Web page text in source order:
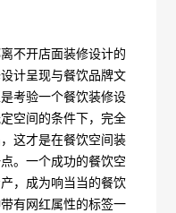
不开店面装修设计的
计呈现与餐饮品牌文
考验一个餐饮装修设
空间的条件下，完全
这才是在餐饮空间装
。一个成功的餐饮空
，成为响当当的餐饮
有网红属性的标签一